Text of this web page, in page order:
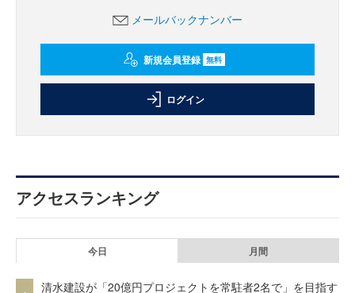
メールバックナンバー
新規会員登録 無料
ログイン
アクセスランキング
今日 月間
清水建設が「20億円プロジェクトを常駐者2名で」を目指す